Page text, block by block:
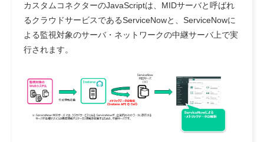
カスタムコネクターのJavaScriptは、MIDサーバと呼ばれ
るクラウドサービスであるServiceNowと、ServiceNowに
よる監視対象のサーバ・ネットワークの中継サーバ上で実
行されます。